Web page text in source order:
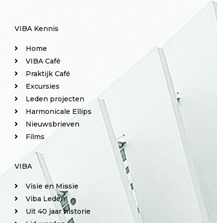
VIBA Kennis
Home
VIBA Café
Praktijk Café
Excursies
Leden projecten
Harmonicale Ellips
Nieuwsbrieven
Films
VIBA
Visie en Missie
Viba Leden
Uit 40 jaar historie